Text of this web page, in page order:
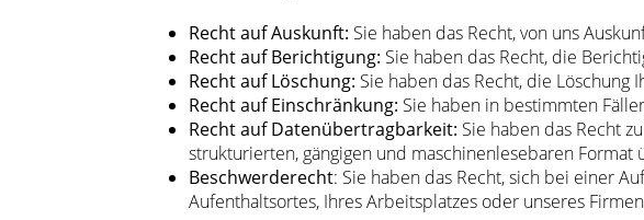
Recht auf Auskunft: Sie haben das Recht, von uns
Recht auf Berichtigung: Sie haben das Recht, die
Recht auf Löschung: Sie haben das Recht, die Löschung
Recht auf Einschränkung: Sie haben in bestimmten
Recht auf Datenübertragbarkeit: Sie haben das Recht
strukturierten, gängigen und maschinenlesebaren Format
Beschwerderecht: Sie haben das Recht, sich bei einer
Aufenthaltsortes, Ihres Arbeitsplatzes oder unseres